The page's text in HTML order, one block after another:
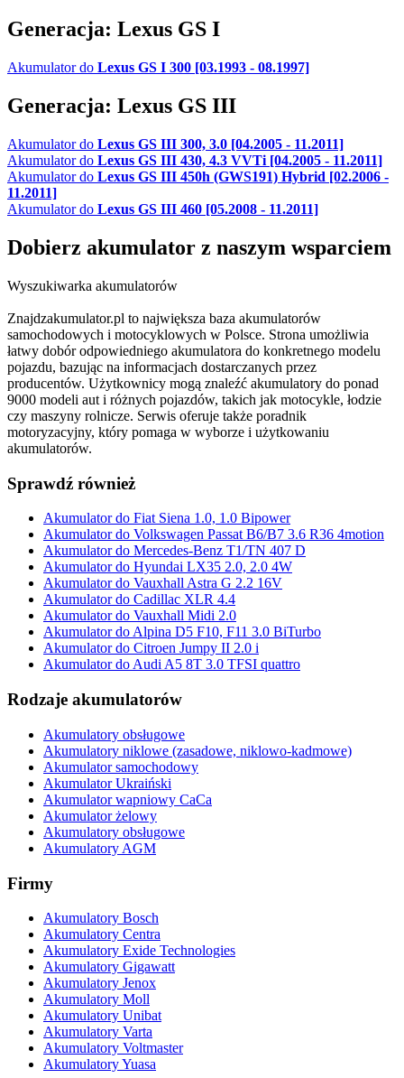
Generacja: Lexus GS I
Akumulator do Lexus GS I 300 [03.1993 - 08.1997]
Generacja: Lexus GS III
Akumulator do Lexus GS III 300, 3.0 [04.2005 - 11.2011]
Akumulator do Lexus GS III 430, 4.3 VVTi [04.2005 - 11.2011]
Akumulator do Lexus GS III 450h (GWS191) Hybrid [02.2006 -
11.2011]
Akumulator do Lexus GS III 460 [05.2008 - 11.2011]
Dobierz akumulator z naszym wsparciem
Wyszukiwarka akumulatorów
Znajdzakumulator.pl to największa baza akumulatorów
samochodowych i motocyklowych w Polsce. Strona umożliwia
łatwy dobór odpowiedniego akumulatora do konkretnego modelu
pojazdu, bazując na informacjach dostarczanych przez
producentów. Użytkownicy mogą znaleźć akumulatory do ponad
9000 modeli aut i różnych pojazdów, takich jak motocykle, łodzie
czy maszyny rolnicze. Serwis oferuje także poradnik
motoryzacyjny, który pomaga w wyborze i użytkowaniu
akumulatorów.
Sprawdź również
Akumulator do Fiat Siena 1.0, 1.0 Bipower
Akumulator do Volkswagen Passat B6/B7 3.6 R36 4motion
Akumulator do Mercedes-Benz T1/TN 407 D
Akumulator do Hyundai LX35 2.0, 2.0 4W
Akumulator do Vauxhall Astra G 2.2 16V
Akumulator do Cadillac XLR 4.4
Akumulator do Vauxhall Midi 2.0
Akumulator do Alpina D5 F10, F11 3.0 BiTurbo
Akumulator do Citroen Jumpy II 2.0 i
Akumulator do Audi A5 8T 3.0 TFSI quattro
Rodzaje akumulatorów
Akumulatory obsługowe
Akumulatory niklowe (zasadowe, niklowo-kadmowe)
Akumulator samochodowy
Akumulator Ukraiński
Akumulator wapniowy CaCa
Akumulator żelowy
Akumulatory obsługowe
Akumulatory AGM
Firmy
Akumulatory Bosch
Akumulatory Centra
Akumulatory Exide Technologies
Akumulatory Gigawatt
Akumulatory Jenox
Akumulatory Moll
Akumulatory Unibat
Akumulatory Varta
Akumulatory Voltmaster
Akumulatory Yuasa